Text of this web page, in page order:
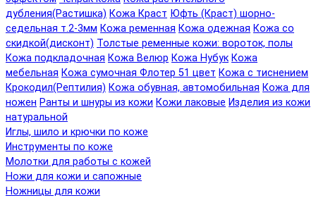
дубления(Растишка) Кожа Краст Юфть (Краст) шорно-
седельная т.2-3мм Кожа ременная Кожа одежная Кожа со
скидкой(дисконт) Толстые ременные кожи: вороток, полы
Кожа подкладочная Кожа Велюр Кожа Нубук Кожа
мебельная Кожа сумочная Флотер 51 цвет Кожа с тиснением
Крокодил(Рептилия) Кожа обувная, автомобильная Кожа для
ножен Ранты и шнуры из кожи Кожи лаковые Изделия из кожи
натуральной
Иглы, шило и крючки по коже
Инструменты по коже
Молотки для работы с кожей
Ножи для кожи и сапожные
Ножницы для кожи